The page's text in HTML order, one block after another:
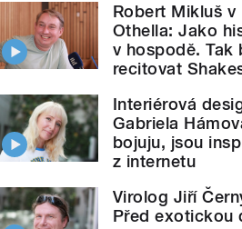
Robert Mikluš v
Othella: Jako
v hospodě. Tak
recitovat
Interiérová
Gabriela
bojuju, jsou
z internetu
Virolog Jiří
Před exotickou